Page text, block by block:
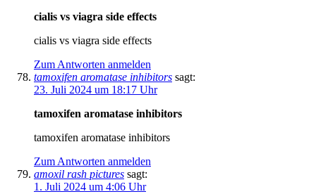
cialis vs viagra side effects
cialis vs viagra side effects
Zum Antworten anmelden
tamoxifen aromatase inhibitors sagt:
23. Juli 2024 um 18:17 Uhr
tamoxifen aromatase inhibitors
tamoxifen aromatase inhibitors
Zum Antworten anmelden
amoxil rash pictures sagt:
1. Juli 2024 um 4:06 Uhr